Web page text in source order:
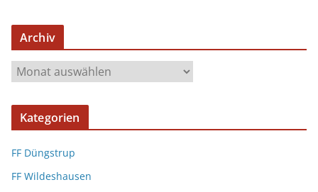
Archiv
Kategorien
FF Düngstrup
FF Wildeshausen